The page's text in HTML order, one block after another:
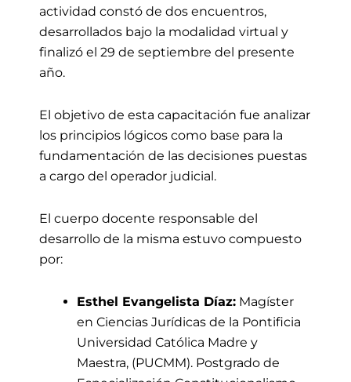
actividad constó de dos encuentros,
desarrollados bajo la modalidad virtual y
finalizó el 29 de septiembre del presente
año.
El objetivo de esta capacitación fue analizar
los principios lógicos como base para la
fundamentación de las decisiones puestas
a cargo del operador judicial.
El cuerpo docente responsable del
desarrollo de la misma estuvo compuesto
por:
Esthel Evangelista Díaz: Magíster
en Ciencias Jurídicas de la Pontificia
Universidad Católica Madre y
Maestra, (PUCMM). Postgrado de